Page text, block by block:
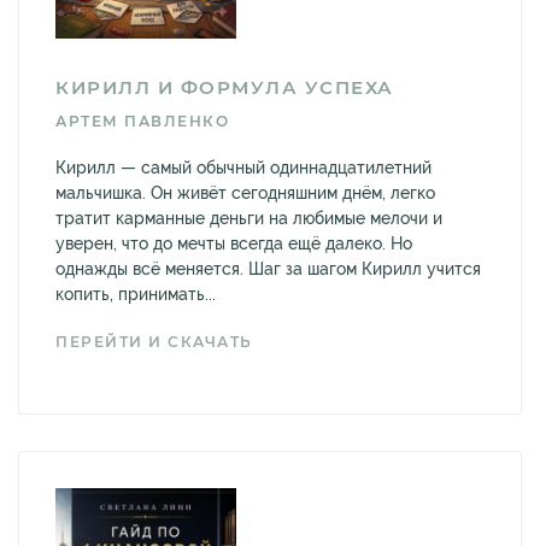
КИРИЛЛ И ФОРМУЛА УСПЕХА
АРТЕМ ПАВЛЕНКО
Кирилл — самый обычный одиннадцатилетний
мальчишка. Он живёт сегодняшним днём, легко
тратит карманные деньги на любимые мелочи и
уверен, что до мечты всегда ещё далеко. Но
однажды всё меняется. Шаг за шагом Кирилл учится
копить, принимать...
ПЕРЕЙТИ И СКАЧАТЬ